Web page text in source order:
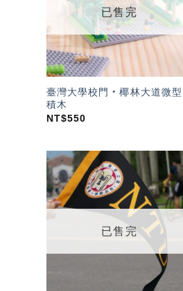
已售完
臺灣大學校門‧椰林大道微型
積木
NT$550
加入
「願
望輕
已售完